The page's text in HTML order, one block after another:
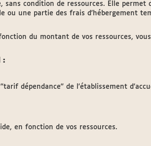
condition de ressources. Elle permet
ou une partie des frais d'hébergement
du montant de vos ressources,
:
dépendance" de l'établissement
en fonction de vos ressources.